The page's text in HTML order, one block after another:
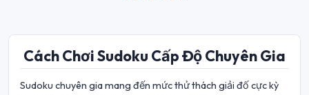
Cách Chơi Sudoku Cấp Độ Chuyên Gia
Sudoku chuyên gia mang đến mức thử thách giải đố cực kỳ